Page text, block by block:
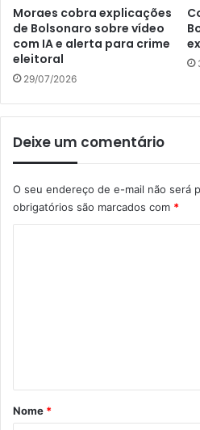
Moraes cobra explicações
de Bolsonaro sobre vídeo
com IA e alerta para crime
eleitoral
29/07/2026
Deixe um comentário
O seu endereço de e-mail não será
obrigatórios são marcados com *
r
Nome *